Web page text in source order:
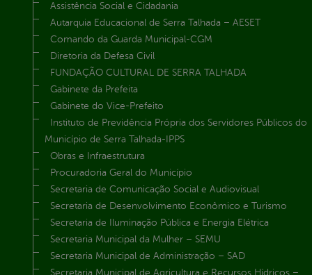
Assistência Social e Cidadania
Autarquia Educacional de Serra Talhada – AESET
Comando da Guarda Municipal-CGM
Diretoria da Defesa Civil
FUNDAÇÃO CULTURAL DE SERRA TALHADA
Gabinete da Prefeita
Gabinete do Vice-Prefeito
Instituto de Previdência Própria dos Servidores Públicos do
Município de Serra Talhada-IPPS
Obras e Infraestrutura
Procuradoria Geral do Município
Secretaria de Comunicação Social e Audiovisual
Secretaria de Desenvolvimento Econômico e Turismo
Secretaria de Iluminação Pública e Energia Elétrica
Secretaria Municipal da Mulher – SEMU
Secretaria Municipal de Administração – SAD
Secretaria Municipal de Agricultura e Recursos Hídricos –